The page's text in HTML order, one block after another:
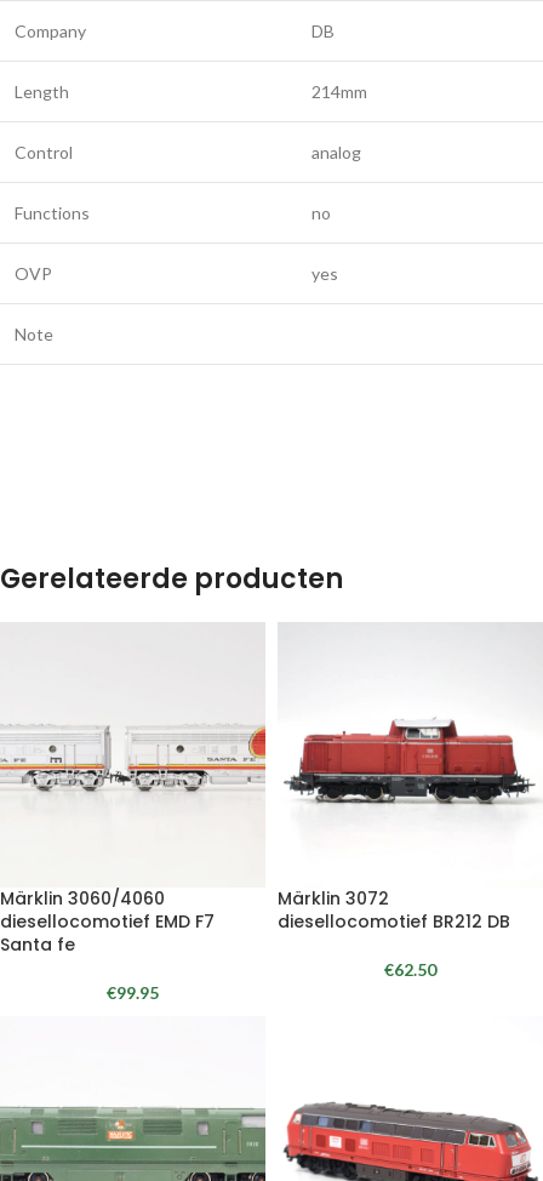
Company DB
Length 214mm
Control analog
Functions no
OVP yes
Note
Gerelateerde producten
Märklin 3060/4060
diesellocomotief EMD F7
Santa fe
€99.95
Märklin 3072
diesellocomotief BR212 DB
€62.50